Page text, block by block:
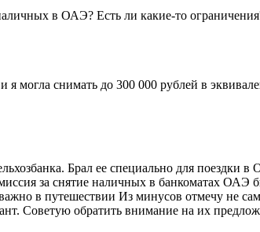
в ОАЭ? Есть ли какие-то
могла снимать до 300 000 рублей в
Брал ее специально для поездки
за снятие наличных в банкоматах
в путешествии Из минусов отмечу не
Советую обратить внимание на их